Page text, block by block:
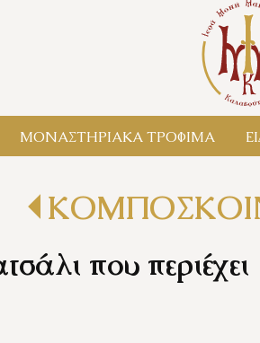
ΜΟΝΑΣΤΗΡΙΑΚΑ ΤΡΟΦΙΜΑ
που περιέχει